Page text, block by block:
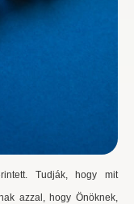
Tudják, hogy mit
azzal, hogy Önöknek,